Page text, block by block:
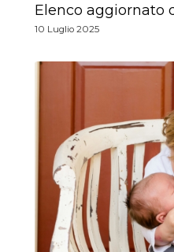
Elenco aggiornato
10 Luglio 2025